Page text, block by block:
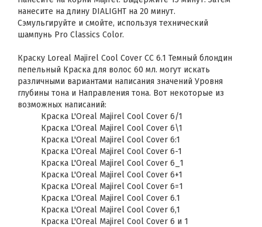
нанесите на длину DIALIGHT на 20 минут.
Сэмульгируйте и смойте, используя технический
шампунь Pro Classics Color.
Краску Loreal Majirel Cool Cover СС 6.1 Темный блондин
пепельный Краска для волос 60 мл. могут искать
различными вариантами написания значений Уровня
глубины тона и Направления тона. Вот некоторые из
возможных написаний:
Краска L'Oreal Majirel Cool Cover 6/1
Краска L'Oreal Majirel Cool Cover 6\1
Краска L'Oreal Majirel Cool Cover 6:1
Краска L'Oreal Majirel Cool Cover 6-1
Краска L'Oreal Majirel Cool Cover 6_1
Краска L'Oreal Majirel Cool Cover 6+1
Краска L'Oreal Majirel Cool Cover 6=1
Краска L'Oreal Majirel Cool Cover 6.1
Краска L'Oreal Majirel Cool Cover 6,1
Краска L'Oreal Majirel Cool Cover 6 и 1